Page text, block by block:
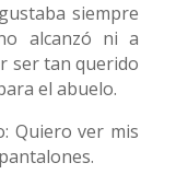
siempre
alcanzó ni a
ser tan querido
el abuelo.
Quiero ver mis